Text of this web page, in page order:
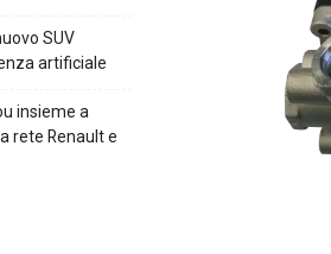
SUV
artificiale
insieme a
rete Renault e